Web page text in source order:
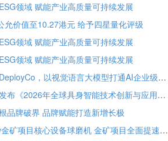
领域 赋能产业高质量可持续发展
允价值至10.27港元 给予四星量化评级
领域 赋能产业高质量可持续发展
领域 赋能产业高质量可持续发展
极视角：对标Open AI DeployCo，以视觉语言大模型打通AI企业级落地“最后一公里”
腾讯云联合沙利文正式发布《2026年全球具身智能技术创新与应用白皮书》
品牌破界 品牌赋能打造新增长极
罕王黄金选定Mt Bundy金矿项目核心设备球磨机 金矿项目全面提速